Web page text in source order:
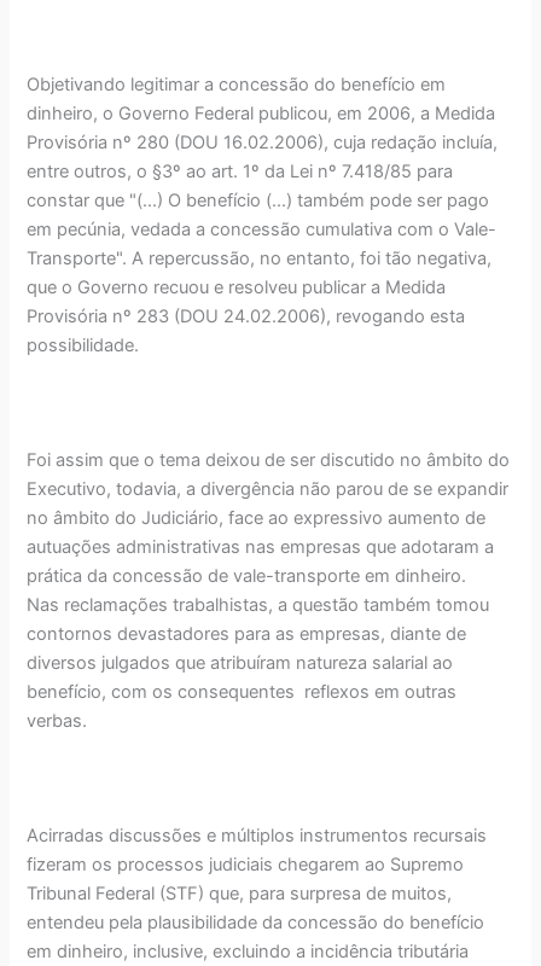
Objetivando legitimar a concessão do benefício em
dinheiro, o Governo Federal publicou, em 2006, a Medida
Provisória nº 280 (DOU 16.02.2006), cuja redação incluía,
entre outros, o §3º ao art. 1º da Lei nº 7.418/85 para
constar que "(...) O benefício (...) também pode ser pago
em pecúnia, vedada a concessão cumulativa com o Vale-
Transporte". A repercussão, no entanto, foi tão negativa,
que o Governo recuou e resolveu publicar a Medida
Provisória nº 283 (DOU 24.02.2006), revogando esta
possibilidade.
Foi assim que o tema deixou de ser discutido no âmbito do
Executivo, todavia, a divergência não parou de se expandir
no âmbito do Judiciário, face ao expressivo aumento de
autuações administrativas nas empresas que adotaram a
prática da concessão de vale-transporte em dinheiro.
Nas reclamações trabalhistas, a questão também tomou
contornos devastadores para as empresas, diante de
diversos julgados que atribuíram natureza salarial ao
benefício, com os consequentes reflexos em outras
verbas.
Acirradas discussões e múltiplos instrumentos recursais
fizeram os processos judiciais chegarem ao Supremo
Tribunal Federal (STF) que, para surpresa de muitos,
entendeu pela plausibilidade da concessão do benefício
em dinheiro, inclusive, excluindo a incidência tributária